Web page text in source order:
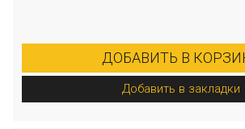
ДОБАВИТЬ В
Добавить в закладки